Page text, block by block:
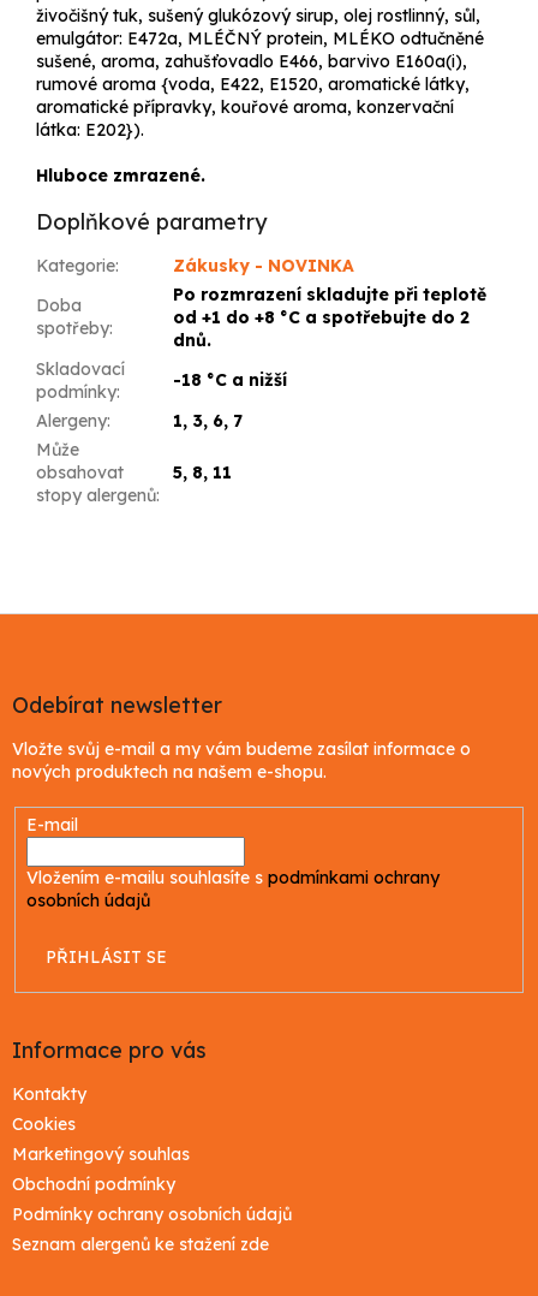
živočišný tuk, sušený glukózový sirup, olej rostlinný, sůl,
emulgátor: E472a, MLÉČNÝ protein, MLÉKO odtučněné
sušené, aroma, zahušťovadlo E466, barvivo E160a(i),
rumové aroma {voda, E422, E1520, aromatické látky,
aromatické přípravky, kouřové aroma, konzervační
látka: E202}).
Hluboce zmrazené.
Doplňkové parametry
Kategorie:
Zákusky - NOVINKA
Doba
spotřeby:
Po rozmrazení skladujte při teplotě
od +1 do +8 °C a spotřebujte do 2
dnů.
Skladovací
podmínky:
-18 °C a nižší
Alergeny:
1, 3, 6, 7
Může
obsahovat
stopy alergenů:
5, 8, 11
aOdebírat newsletter
Vložte svůj e-mail a my vám budeme zasílat informace o
nových produktech na našem e-shopu.
E-mail
Vložením e-mailu souhlasíte s podmínkami ochrany
osobních údajů
PŘIHLÁSIT SE
Informace pro vás
Kontakty
Cookies
Marketingový souhlas
Obchodní podmínky
Podmínky ochrany osobních údajů
Seznam alergenů ke stažení zde